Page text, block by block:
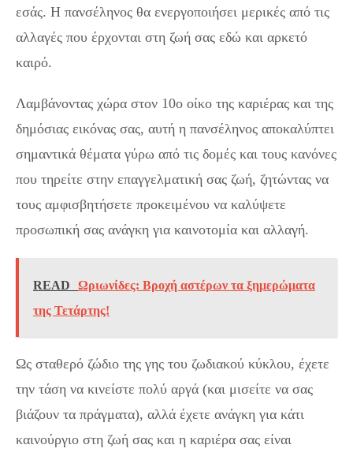
εσάς. Η πανσέληνος θα ενεργοποιήσει μερικές από τις
αλλαγές που έρχονται στη ζωή σας εδώ και αρκετό
καιρό.
Λαμβάνοντας χώρα στον 10ο οίκο της καριέρας και της
δημόσιας εικόνας σας, αυτή η πανσέληνος αποκαλύπτει
σημαντικά θέματα γύρω από τις δομές και τους κανόνες
που τηρείτε στην επαγγελματική σας ζωή, ζητώντας να
τους αμφισβητήσετε προκειμένου να καλύψετε
προσωπική σας ανάγκη για καινοτομία και αλλαγή.
READ
Ωριωνίδες: Βροχή αστέρων τα ξημερώματα
της Τετάρτης!
Ως σταθερό ζώδιο της γης του ζωδιακού κύκλου, έχετε
την τάση να κινείστε πολύ αργά (και μισείτε να σας
βιάζουν τα πράγματα), αλλά έχετε ανάγκη για κάτι
καινούργιο στη ζωή σας και η καριέρα σας είναι